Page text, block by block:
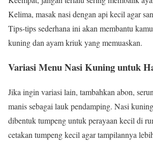
Kelima, masak nasi dengan api kecil agar
Tips-tips sederhana ini akan membantu
kuning dan ayam kriuk yang memuaskan.
Variasi Menu Nasi Kuning untuk
Jika ingin variasi lain, tambahkan abon,
manis sebagai lauk pendamping. Nasi
dibentuk tumpeng untuk perayaan kecil di
cetakan tumpeng kecil agar tampilannya